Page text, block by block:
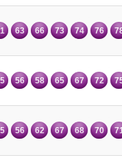
63 66 73 74 76
56 58 65 67 72
56 62 67 68 70